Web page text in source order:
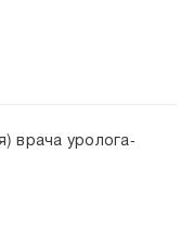
врача уролога-